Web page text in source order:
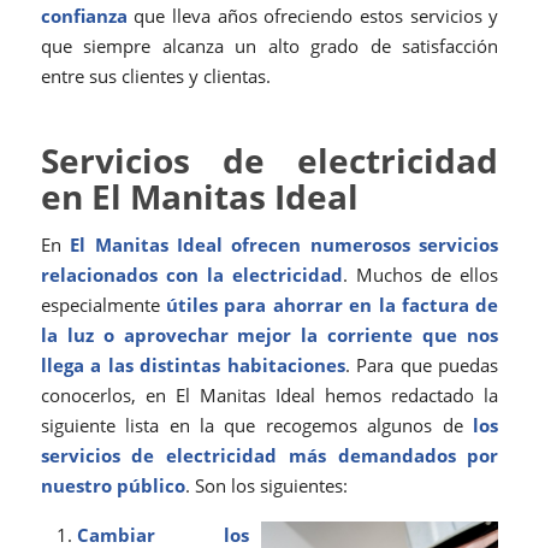
confianza que lleva años ofreciendo estos servicios y
que siempre alcanza un alto grado de satisfacción
entre sus clientes y clientas.
Servicios de electricidad
en El Manitas Ideal
En El Manitas Ideal ofrecen numerosos servicios
relacionados con la electricidad. Muchos de ellos
especialmenteútiles para ahorrar en la factura de
la luz o aprovechar mejor la corriente que nos
llega a las distintas habitaciones. Para que puedas
conocerlos, en El Manitas Ideal hemos redactado la
siguiente lista en la que recogemos algunos de los
servicios de electricidad más demandados por
nuestro público. Son los siguientes:
Cambiar los